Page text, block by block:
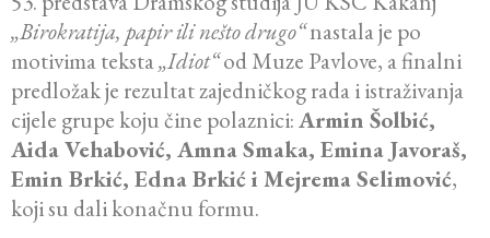
„Birokratija, papir ili nešto drugo“nastala je po
motivima teksta„Idiot“od Muze Pavlove, a finalni
predložak je rezultat zajedničkog rada i istraživanja
cijele grupe koju čine polaznici:Armin Šolbić,
Aida Vehabović, Amna Smaka, Emina Javoraš,
Emin Brkić, Edna Brkić i Mejrema Selimović,
koji su dali konačnu formu.